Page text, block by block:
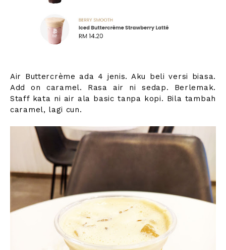
Air Buttercrème ada 4 jenis. Aku beli versi biasa.
Add on caramel. Rasa air ni sedap. Berlemak.
Staff kata ni air ala basic tanpa kopi. Bila tambah
caramel, lagi cun.